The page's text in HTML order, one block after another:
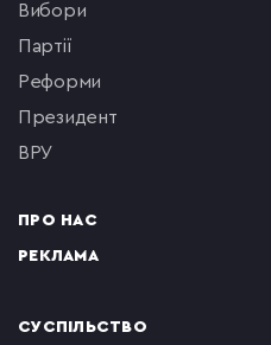
вибори
партії
реформи
президент
ВРУ
ПРО НАС
РЕКЛАМА
СУСПІЛЬСТВО